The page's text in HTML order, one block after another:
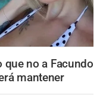
no a Facundo
mantener